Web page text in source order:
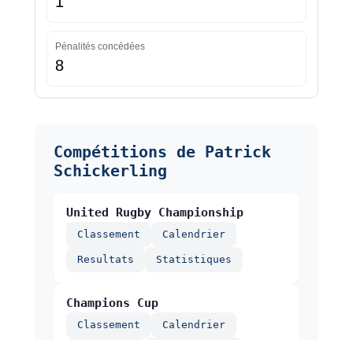
Pénalités concédées
8
Compétitions de Patrick
Schickerling
United Rugby Championship
Classement Calendrier
Resultats Statistiques
Champions Cup
Classement Calendrier